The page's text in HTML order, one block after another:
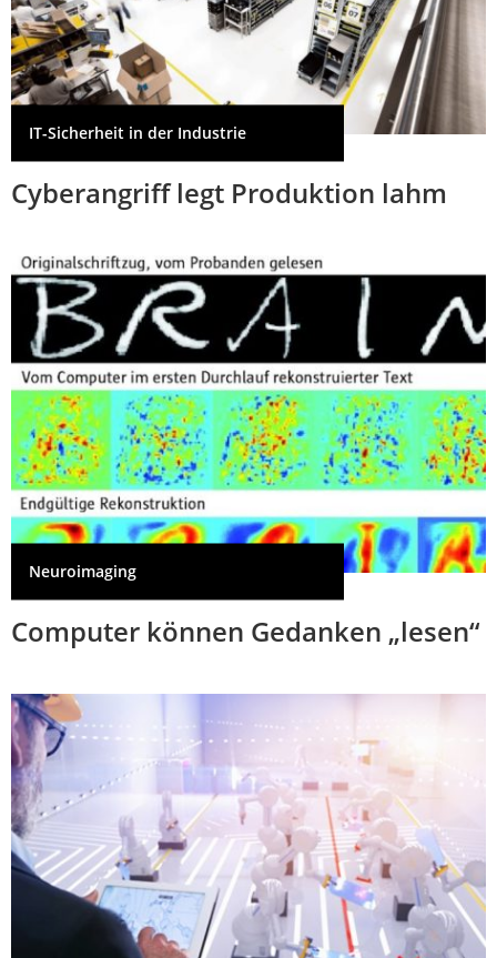
IT-Sicherheit in der Industrie
Cyberangriff legt Produktion lahm
Neuroimaging
Computer können Gedanken „lesen“